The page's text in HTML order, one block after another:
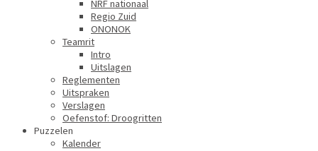
NRF nationaal
Regio Zuid
ONONOK
Teamrit
Intro
Uitslagen
Reglementen
Uitspraken
Verslagen
Oefenstof: Droogritten
Puzzelen
Kalender